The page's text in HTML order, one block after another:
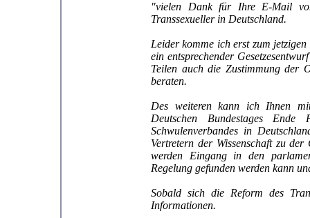
"vielen Dank für Ihre E-Mail
Transsexueller in Deutschland.
Leider komme ich erst zum
ein entsprechender
Teilen auch die Zustimmung der
beraten.
Des weiteren kann ich Ihnen
Deutschen Bundestages
Schwulenverbandes in
Vertretern der Wissenschaft zu
werden Eingang in den
Regelung gefunden werden kann
Sobald sich die Reform des
Informationen.